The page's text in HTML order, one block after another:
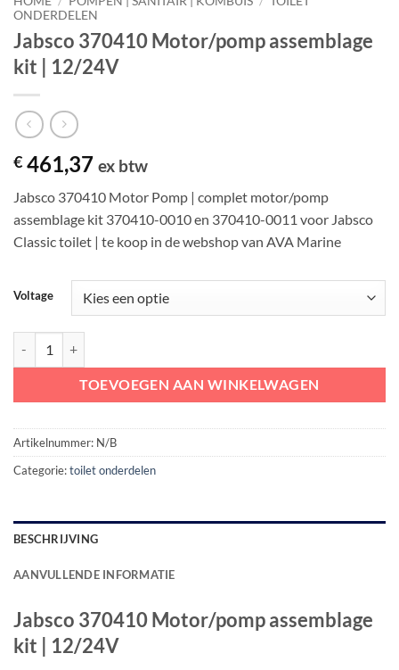
ONDERDELEN
Jabsco 370410 Motor/pomp assemblage
kit | 12/24V
€ 461,37 ex btw
Jabsco 370410 Motor Pomp | complet motor/pomp
assemblage kit 370410-0010 en 370410-0011 voor Jabsco
Classic toilet | te koop in de webshop van AVA Marine
Voltage
TOEVOEGEN AAN WINKELWAGEN
Artikelnummer: N/B
Categorie:toilet onderdelen
BESCHRIJVING
AANVULLENDE INFORMATIE
Jabsco 370410 Motor/pomp assemblage
kit | 12/24V